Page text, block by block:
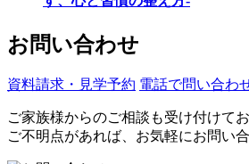
お問い合わせ
資料請求・見学予約 電話で問い合わ
ご家族様からのご相談も受け付けてお
ご不明点があれば、お気軽にお問い合